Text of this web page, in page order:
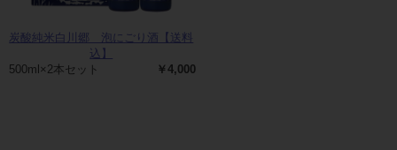
炭酸純米白川郷 泡にごり酒【送料
込】
500ml×2本セット
￥4,000